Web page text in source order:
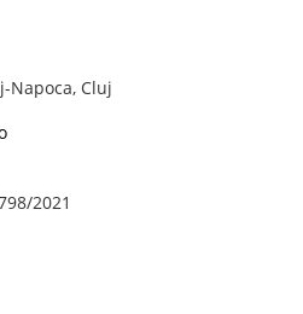
Napoca, Cluj
2021